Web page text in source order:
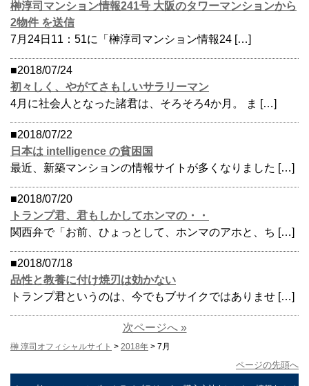
榊淳司マンション情報241号 大阪のタワーマンションから
2物件 を送信
7月24日11：51に「榊淳司マンション情報24 […]
■2018/07/24
初々しく、やがてさもしいサラリーマン
4月に社会人となった諸君は、そろそろ4か月。 ま […]
■2018/07/22
日本は intelligence の貧困国
最近、新築マンションの情報サイトが多くなりました […]
■2018/07/20
トランプ君、君もしかしてホンマの・・
関西弁で「お前、ひょっとして、ホンマのアホと、ち […]
■2018/07/18
品性と教養に付け焼刃は効かない
トランプ君というのは、今でもブサイクではありませ […]
次ページへ »
榊 淳司オフィシャルサイト > 2018年 > 7月
ページの先頭へ